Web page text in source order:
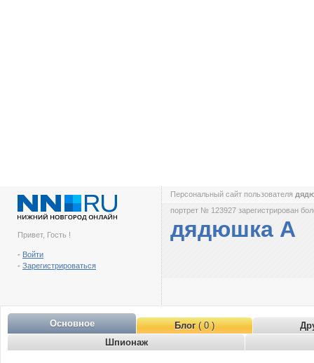
Привет, Гость !
- Войти
- Зарегистрироваться
Персональный сайт пользователя
портрет № 123927 зарегистрирован
дядюшка А
Основное Блог( 0 )
Шпионаж